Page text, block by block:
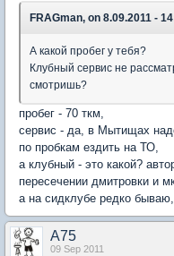
FRAGman, on 8.09.2011 -
А какой пробег у тебя?
Клубный сервис не
смотришь?
пробег - 70 ткм,
сервис - да, в Мытищах
по пробкам ездить на ТО,
а клубный - это какой?
пересечении дмитровки и
а на сидклубе редко
A75
09 Sep 2011